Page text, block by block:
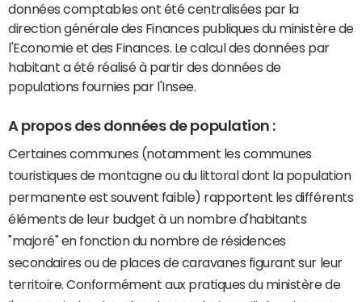
données comptables ont été centralisées par la
direction générale des Finances publiques du ministère de
l'Economie et des Finances. Le calcul des données par
habitant a été réalisé à partir des données de
populations fournies par l'Insee.
A propos des données de population :
Certaines communes (notamment les communes
touristiques de montagne ou du littoral dont la population
permanente est souvent faible) rapportent les différents
éléments de leur budget à un nombre d'habitants
"majoré" en fonction du nombre de résidences
secondaires ou de places de caravanes figurant sur leur
territoire. Conformément aux pratiques du ministère de